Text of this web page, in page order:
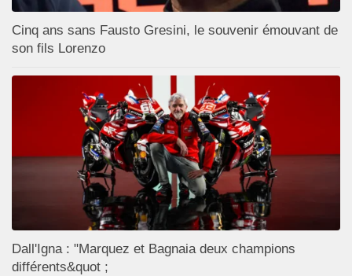
Cinq ans sans Fausto Gresini, le souvenir émouvant de
son fils Lorenzo
Dall'Igna : "Marquez et Bagnaia deux champions
différents&quot ;